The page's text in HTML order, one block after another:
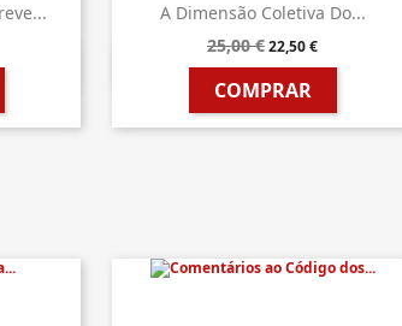
A Dimensão Coletiva Do...
25,00 €22,50 €
COMPRAR
 Vista rápida